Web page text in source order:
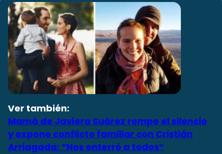
Ver también:
Mamá de Javiera Suárez rompe el silencio
y expone conflicto familiar con Cristián
Arriagada: “Nos enterró a todos”